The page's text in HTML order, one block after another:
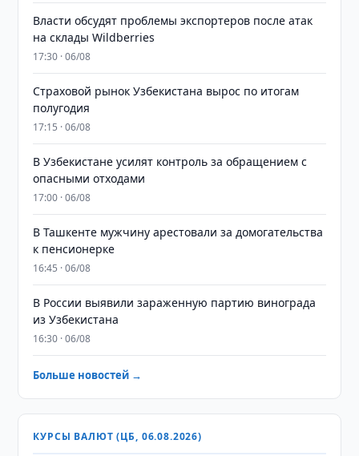
Власти обсудят проблемы экспортеров после атак
на склады Wildberries
17:30 · 06/08
Страховой рынок Узбекистана вырос по итогам
полугодия
17:15 · 06/08
В Узбекистане усилят контроль за обращением с
опасными отходами
17:00 · 06/08
В Ташкенте мужчину арестовали за домогательства
к пенсионерке
16:45 · 06/08
В России выявили зараженную партию винограда
из Узбекистана
16:30 · 06/08
Больше новостей →
КУРСЫ ВАЛЮТ (ЦБ, 06.08.2026)